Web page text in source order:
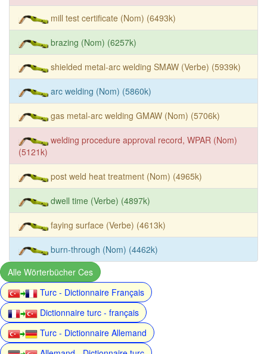
mill test certificate (Nom) (6493k)
brazing (Nom) (6257k)
shielded metal-arc welding SMAW (Verbe) (5939k)
arc welding (Nom) (5860k)
gas metal-arc welding GMAW (Nom) (5706k)
welding procedure approval record, WPAR (Nom)
(5121k)
post weld heat treatment (Nom) (4965k)
dwell time (Verbe) (4897k)
faying surface (Verbe) (4613k)
burn-through (Nom) (4462k)
Alle Wörterbücher Ces
Turc - Dictionnaire Français
Dictionnaire turc - français
Turc - Dictionnaire Allemand